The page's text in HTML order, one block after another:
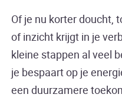
Of je nu korter doucht,
of inzicht krijgt in je
kleine stappen al veel
je bespaart op je
een duurzamere